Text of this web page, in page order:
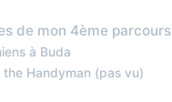
de mon 4ème parcours
à Buda
the Handyman (pas vu)